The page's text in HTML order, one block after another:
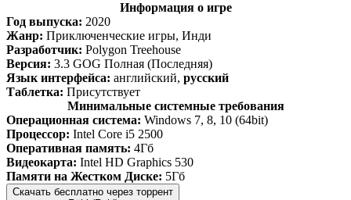
Информация о игре
Год выпуска: 2020
Жанр: Приключенческие игры, Инди
Разработчик: Polygon Treehouse
Версия: 3.3 GOG Полная (Последняя)
Язык интерфейса: английский, русский
Таблетка: Присутствует
Минимальные системные требования
Операционная система: Windows 7, 8, 10 (64bit)
Процессор: Intel Core i5 2500
Оперативная память: 4Гб
Видеокарта: Intel HD Graphics 530
Памяти на Жестком Диске: 5Гб
Скачать бесплатно через торрент